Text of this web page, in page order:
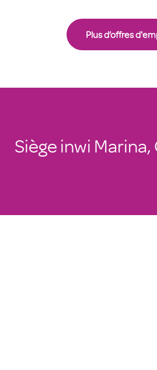
Plus d’offres
Siège inwi